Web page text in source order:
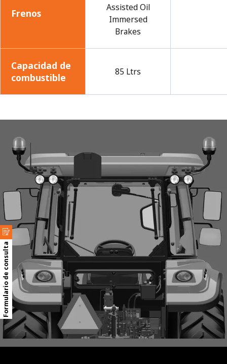
Formulario de consulta
Frenos
Assisted Oil
Immersed
Brakes
Capacidad de
combustible
85 Ltrs